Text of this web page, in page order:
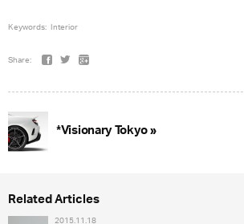
Keywords: Interior
Share:
*Visionary Tokyo »
Related Articles
2015.11.18